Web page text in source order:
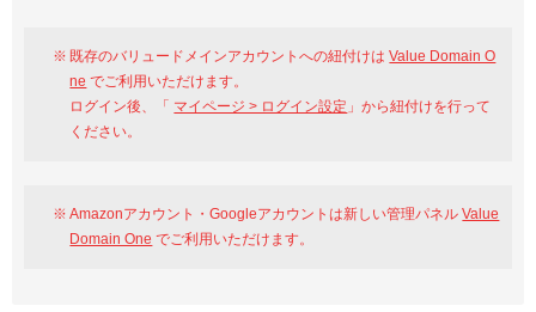
既存のバリュードメインアカウントへの紐付けはValue Domain O
ne でご利用いただけます。
ログイン後、「 マイページ > ログイン設定 」から紐付けを行って
ください。
Amazonアカウント・Googleアカウントは新しい管理パネルValue
Domain One でご利用いただけます。